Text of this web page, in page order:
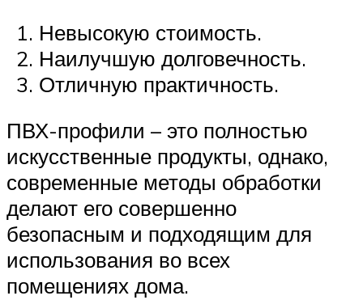
Невысокую стоимость.
Наилучшую долговечность.
Отличную практичность.
ПВХ-профили – это полностью
искусственные продукты, однако,
современные методы обработки
делают его совершенно
безопасным и подходящим для
использования во всех
помещениях дома.